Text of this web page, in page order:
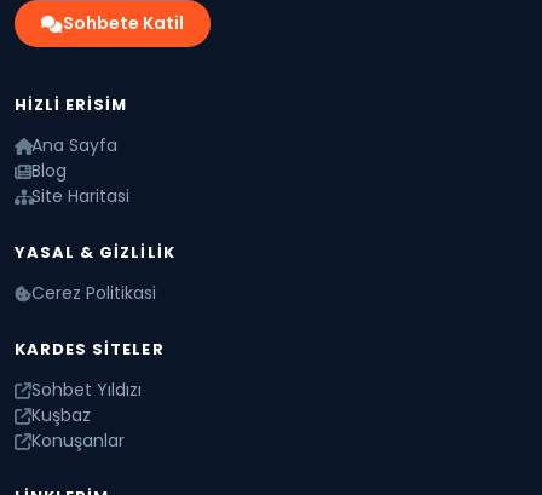
Sohbete Katil
HIZLI ERISIM
Ana Sayfa
Blog
Site Haritasi
YASAL & GIZLILIK
Cerez Politikasi
KARDES SITELER
Sohbet Yıldızı
Kuşbaz
Konuşanlar